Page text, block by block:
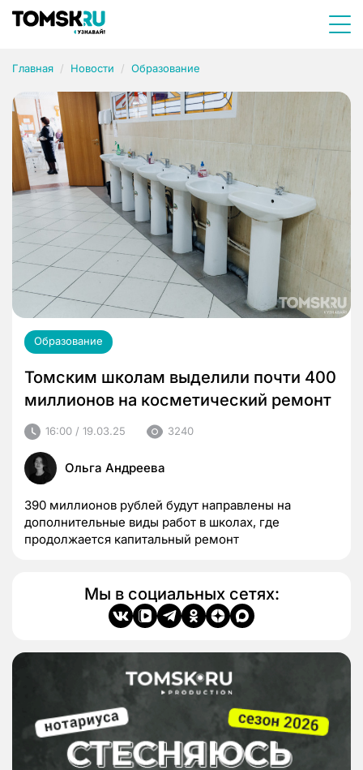
Главная Новости Образование
Образование
Томским школам выделили почти 400
миллионов на косметический ремонт
16:00 / 19.03.25 3240
Ольга Андреева
390 миллионов рублей будут направлены на
дополнительные виды работ в школах, где
продолжается капитальный ремонт
Мы в социальных сетях: